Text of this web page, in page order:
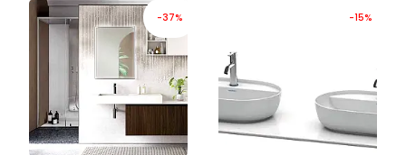
-37% -15%